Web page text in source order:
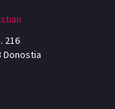
216
Donostia